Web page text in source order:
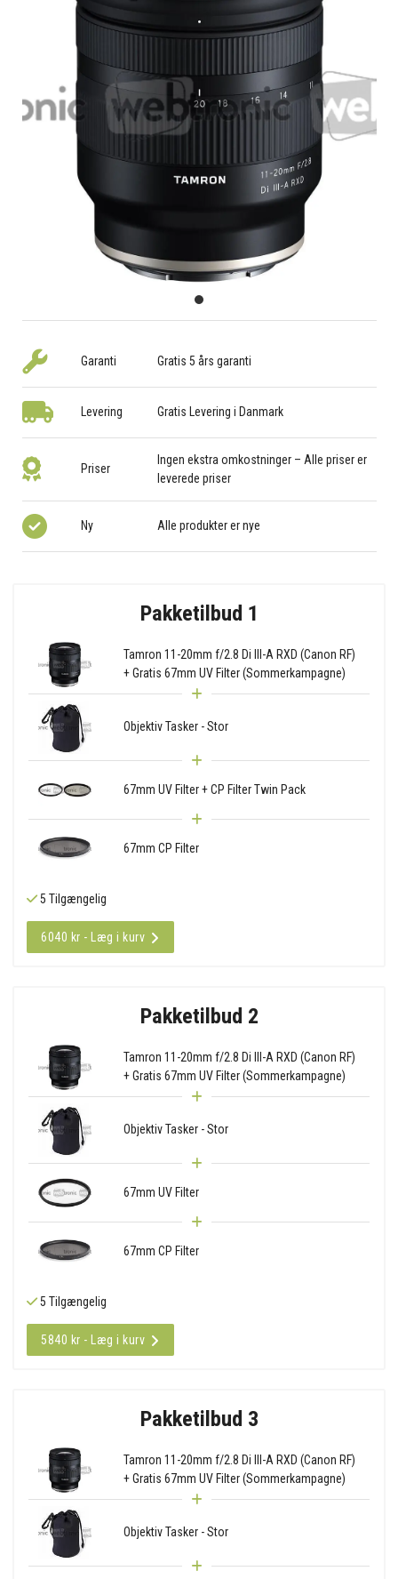
Garanti Gratis 5 års garanti
Levering Gratis Levering i Danmark
Priser
Ingen ekstra omkostninger – Alle priser er
leverede priser
Ny Alle produkter er nye
Pakketilbud 1
Tamron 11-20mm f/2.8 Di III-A RXD (Canon RF)
+ Gratis 67mm UV Filter (Sommerkampagne)
Objektiv Tasker - Stor
67mm UV Filter + CP Filter Twin Pack
67mm CP Filter
5 Tilgængelig
6040 kr - Læg i kurv
Pakketilbud 2
Tamron 11-20mm f/2.8 Di III-A RXD (Canon RF)
+ Gratis 67mm UV Filter (Sommerkampagne)
Objektiv Tasker - Stor
67mm UV Filter
67mm CP Filter
5 Tilgængelig
5840 kr - Læg i kurv
Pakketilbud 3
Tamron 11-20mm f/2.8 Di III-A RXD (Canon RF)
+ Gratis 67mm UV Filter (Sommerkampagne)
Objektiv Tasker - Stor